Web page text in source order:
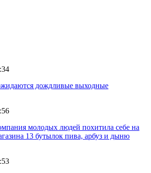
дождливые выходные
молодых людей похитила себе на
13 бутылок пива, арбуз и дыню